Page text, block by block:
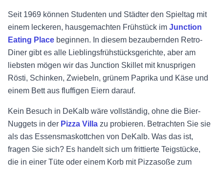
Seit 1969 können Studenten und Städter den Spieltag mit
einem leckeren, hausgemachten Frühstück im Junction
Eating Place beginnen. In diesem bezaubernden Retro-
Diner gibt es alle Lieblingsfrühstücksgerichte, aber am
liebsten mögen wir das Junction Skillet mit knusprigen
Rösti, Schinken, Zwiebeln, grünem Paprika und Käse und
einem Bett aus fluffigen Eiern darauf.
Kein Besuch in DeKalb wäre vollständig, ohne die Bier-
Nuggets in der Pizza Villa zu probieren. Betrachten Sie sie
als das Essensmaskottchen von DeKalb. Was das ist,
fragen Sie sich? Es handelt sich um frittierte Teigstücke,
die in einer Tüte oder einem Korb mit Pizzasoße zum